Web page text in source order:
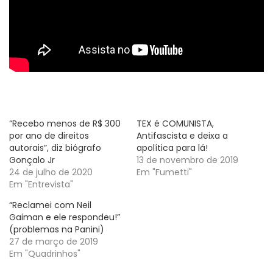
“Recebo menos de R$ 300
por ano de direitos
autorais”, diz biógrafo
Gonçalo Jr
24 de julho de 2020
Em "Entrevista"
TEX é COMUNISTA,
Antifascista e deixa a
apolítica para lá!
13 de novembro de 2019
Em "Fumetti"
“Reclamei com Neil
Gaiman e ele respondeu!”
(problemas na Panini)
27 de março de 2019
Em "Quadrinhos"